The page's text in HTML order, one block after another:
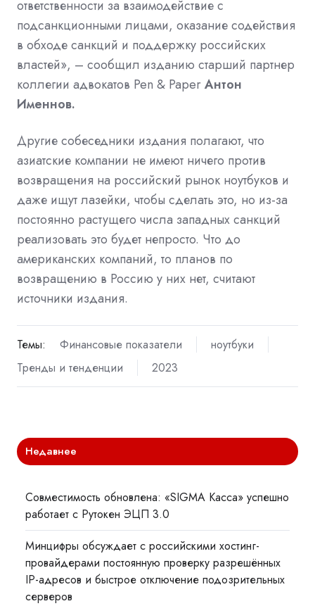
ответственности за взаимодействие с
подсанкционными лицами, оказание содействия
в обходе санкций и поддержку российских
властей», – сообщил изданию старший партнер
коллегии адвокатов Pen & PaperАнтон
Именнов.
Другие собеседники издания полагают, что
азиатские компании не имеют ничего против
возвращения на российский рынок ноутбуков и
даже ищут лазейки, чтобы сделать это, но из-за
постоянно растущего числа западных санкций
реализовать это будет непросто. Что до
американских компаний, то планов по
возвращению в Россию у них нет, считают
источники издания.
Темы: Финансовые показатели
ноутбуки
Тренды и тенденции
2023
Недавнее
Совместимость обновлена: «SIGMA Касса» успешно
работает с Рутокен ЭЦП 3.0
Минцифры обсуждает с российскими хостинг-
провайдерами постоянную проверку разрешённых
IP-адресов и быстрое отключение подозрительных
серверов